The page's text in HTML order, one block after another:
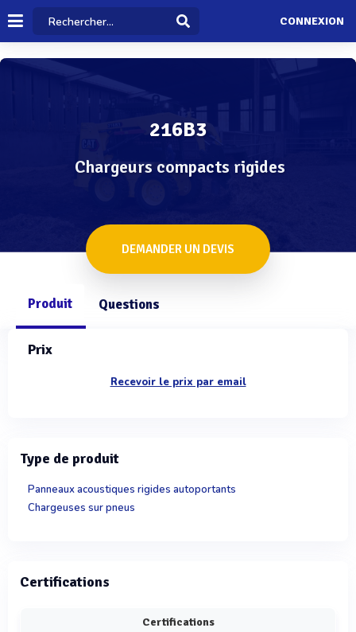
CONNEXION
216B3
Chargeurs compacts rigides
DEMANDER UN DEVIS
Produit Questions
Prix
Recevoir le prix par email
Type de produit
Panneaux acoustiques rigides autoportants
Chargeuses sur pneus
Certifications
Certifications